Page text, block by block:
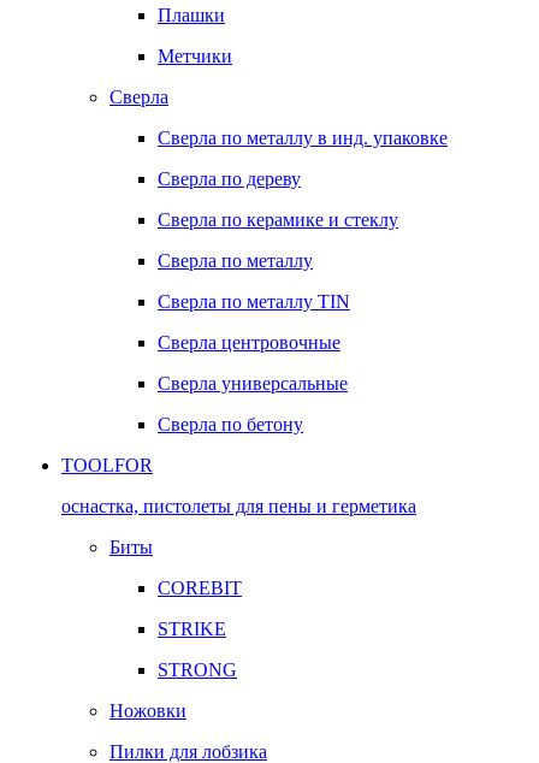
Плашки
Метчики
Сверла
Сверла по металлу в инд. упаковке
Сверла по дереву
Сверла по керамике и стеклу
Сверла по металлу
Сверла по металлу TIN
Сверла центровочные
Сверла универсальные
Сверла по бетону
TOOLFOR
оснастка, пистолеты для пены и герметика
Биты
COREBIT
STRIKE
STRONG
Ножовки
Пилки для лобзика